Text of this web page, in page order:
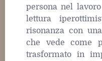
persona nel
lettura
risonanza con
che vede come
trasformato in